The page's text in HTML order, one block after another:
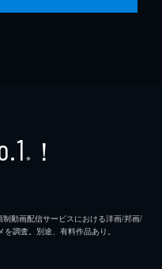
※ ！
動画配信サービスにおける洋画/邦画/
調査。別途、有料作品あり。